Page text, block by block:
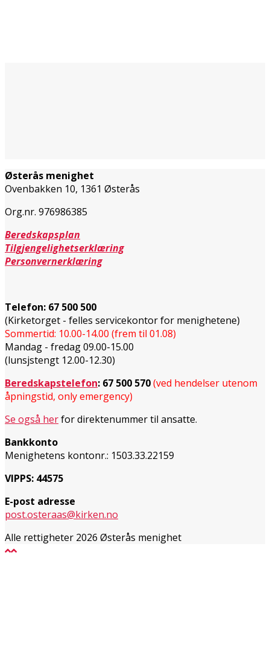
Østerås menighet
Ovenbakken 10, 1361 Østerås
Org.nr. 976986385
Beredskapsplan
Tilgjengelighetserklæring
Personvernerklæring
Telefon: 67 500 500
(Kirketorget - felles servicekontor for menighetene)
Sommertid: 10.00-14.00 (frem til 01.08)
Mandag - fredag 09.00-15.00
(lunsjstengt 12.00-12.30)
Beredskapstelefon: 67 500 570(ved hendelser utenom
åpningstid, only emergency)
Se også herfor direktenummer til ansatte.
Bankkonto
Menighetens kontonr.: 1503.33.22159
VIPPS: 44575
E-post adresse
post.osteraas@kirken.no
Alle rettigheter 2026 Østerås menighet